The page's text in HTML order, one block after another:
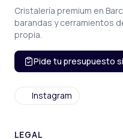
Cristalería premium en
barandas y cerramientos
propia.
Pide tu presupuesto
Instagram
LEGAL